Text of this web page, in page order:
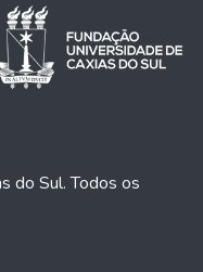
do Sul. Todos os